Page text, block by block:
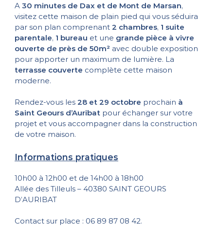
A 30 minutes de Dax et de Mont de Marsan,
visitez cette maison de plain pied qui vous séduira
par son plan comprenant 2 chambres, 1 suite
parentale, 1 bureau et une grande pièce à vivre
ouverte de près de 50m² avec double exposition
pour apporter un maximum de lumière. La
terrasse couverte complète cette maison
moderne.
Rendez-vous les 28 et 29 octobre prochain à
Saint Geours d’Auribat pour échanger sur votre
projet et vous accompagner dans la construction
de votre maison.
Informations pratiques
10h00 à 12h00 et de 14h00 à 18h00
Allée des Tilleuls – 40380 SAINT GEOURS
D’AURIBAT
Contact sur place : 06 89 87 08 42.